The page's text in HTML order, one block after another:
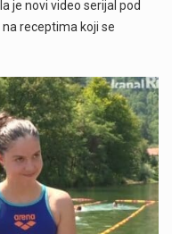
je novi video serijal pod
receptima koji se